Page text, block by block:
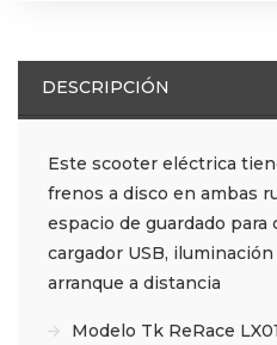
DESCRIPCIÓN
Este scooter eléctrica
frenos a disco en ambas
espacio de guardado
cargador USB,
arranque a distancia
Modelo Tk ReRace LX01